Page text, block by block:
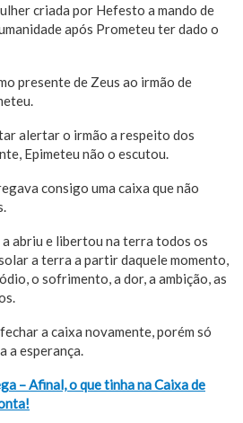
criada por Hefesto a mando de
após Prometeu ter dado o
presente de Zeus ao irmão de
alertar o irmão a respeito dos
Epimeteu não o escutou.
consigo uma caixa que não
abriu e libertou na terra todos os
a terra a partir daquele momento,
o sofrimento, a dor, a ambição, as
a caixa novamente, porém só
a esperança.
– Afinal, o que tinha na Caixa de